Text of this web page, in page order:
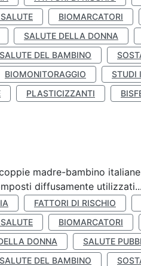
BIOMARCATORI
SALUTE DELLA DONNA
SALUTE DEL BAMBINO
BIOMONITORAGGIO STUDI
PLASTICIZZANTI
madre-bambino
diffusamente utilizzati...
FATTORI DI RISCHIO
BIOMARCATORI
DONNA SALUTE
SALUTE DEL BAMBINO